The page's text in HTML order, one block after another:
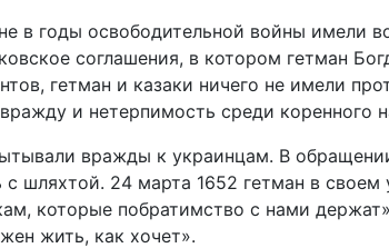
в годы освободительной войны имели
соглашения, в котором гетман
гетман и казаки ничего не имели
и нетерпимость среди коренного
вражды к украинцам. В
шляхтой. 24 марта 1652 гетман в своем
которые побратимство с нами
жить, как хочет».